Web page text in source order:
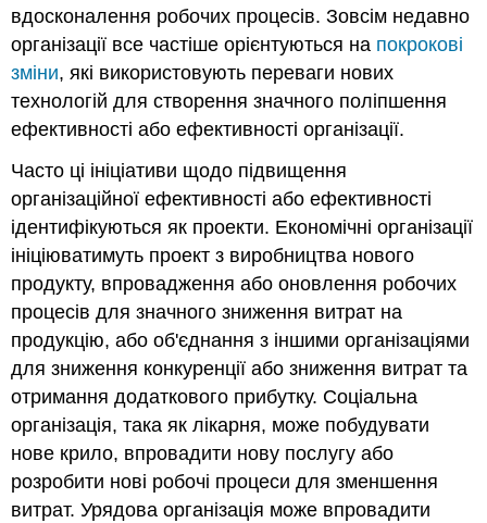
вдосконалення робочих процесів. Зовсім недавно
організації все частіше орієнтуються на покрокові
зміни, які використовують переваги нових
технологій для створення значного поліпшення
ефективності або ефективності організації.
Часто ці ініціативи щодо підвищення
організаційної ефективності або ефективності
ідентифікуються як проекти. Економічні організації
ініціюватимуть проект з виробництва нового
продукту, впровадження або оновлення робочих
процесів для значного зниження витрат на
продукцію, або об'єднання з іншими організаціями
для зниження конкуренції або зниження витрат та
отримання додаткового прибутку. Соціальна
організація, така як лікарня, може побудувати
нове крило, впровадити нову послугу або
розробити нові робочі процеси для зменшення
витрат. Урядова організація може впровадити